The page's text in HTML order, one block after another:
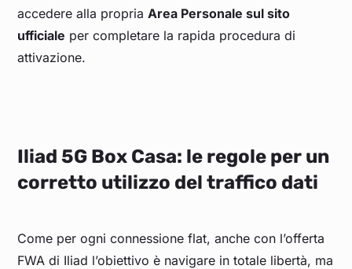
accedere alla propriaArea Personale sul sito
ufficiale per completare la rapida procedura di
attivazione.
Iliad 5G Box Casa: le regole per un
corretto utilizzo del traffico dati
Come per ogni connessione flat, anche con l’offerta
FWA di Iliad l’obiettivo è navigare in totale libertà, ma